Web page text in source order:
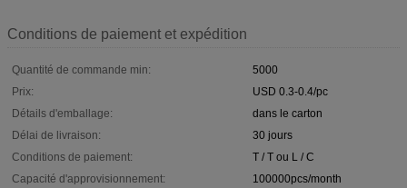
Conditions de paiement et expédition
Quantité de commande min:
5000
Prix:
USD 0.3-0.4/pc
Détails d'emballage:
dans le carton
Délai de livraison:
30 jours
Conditions de paiement:
T / T ou L / C
Capacité d'approvisionnement:
100000pcs/month